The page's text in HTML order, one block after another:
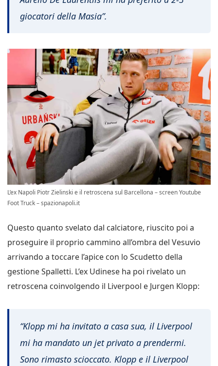
giocatori della Masia”.
L’ex Napoli Piotr Zielinski e il retroscena sul Barcellona – screen Youtube
Foot Truck – spazionapoli.it
Questo quanto svelato dal calciatore, riuscito poi a
proseguire il proprio cammino all’ombra del Vesuvio
arrivando a toccare l’apice con lo Scudetto della
gestione Spalletti. L’ex Udinese ha poi rivelato un
retroscena coinvolgendo il Liverpool e Jurgen Klopp:
“Klopp mi ha invitato a casa sua, il Liverpool
mi ha mandato un jet privato a prendermi.
Sono rimasto scioccato. Klopp e il Liverpool